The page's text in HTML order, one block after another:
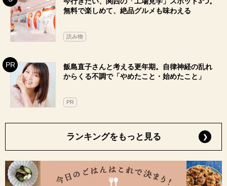
無料で楽しめて、絶品グルメも味わえる
読み物
飯島直子さんと考える更年期。自律神経の乱れ
からくる不調で「やめたこと・始めたこと」
PR
ランキングをもっと見る